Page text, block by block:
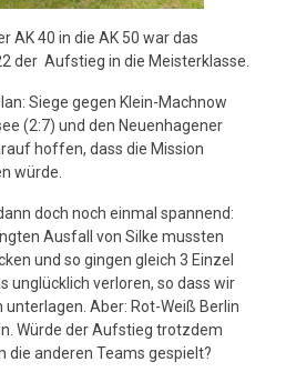
AK 40 in die AK 50 war das
der Aufstieg in die Meisterklasse.
Siege gegen Klein-Machnow
(2:7) und den Neuenhagener
hoffen, dass die Mission
würde.
doch noch einmal spannend:
Ausfall von Silke mussten
und so gingen gleich 3 Einzel
unglücklich verloren, so dass wir
unterlagen. Aber: Rot-Weiß Berlin
Würde der Aufstieg trotzdem
die anderen Teams gespielt?